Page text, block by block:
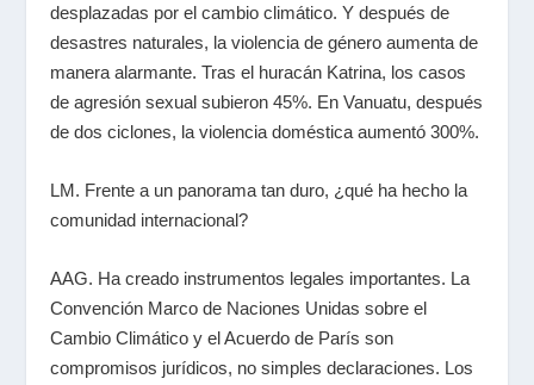
desplazadas por el cambio climático. Y después de
desastres naturales, la violencia de género aumenta de
manera alarmante. Tras el huracán Katrina, los casos
de agresión sexual subieron 45%. En Vanuatu, después
de dos ciclones, la violencia doméstica aumentó 300%.
LM. Frente a un panorama tan duro, ¿qué ha hecho la
comunidad internacional?
AAG. Ha creado instrumentos legales importantes. La
Convención Marco de Naciones Unidas sobre el
Cambio Climático y el Acuerdo de París son
compromisos jurídicos, no simples declaraciones. Los